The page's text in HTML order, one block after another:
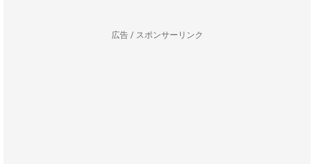
広告 / スポンサーリンク